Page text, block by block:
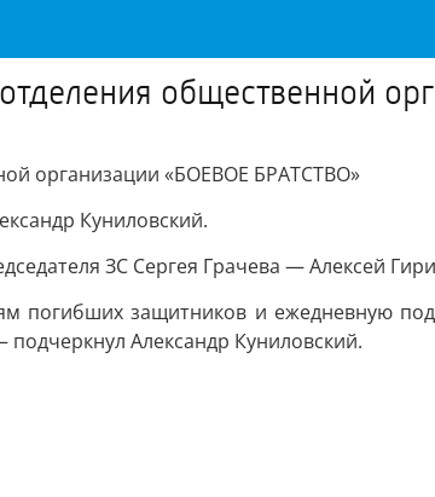
общественной
организации «БОЕВОЕ БРАТСТВО»
Куниловский.
ЗС Сергея Грачева — Алексей
погибших защитников и ежедневную
Александр Куниловский.